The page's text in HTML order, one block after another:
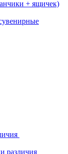
+ ящичек)
различия